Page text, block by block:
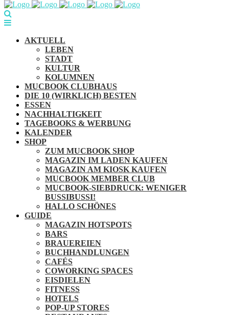
AKTUELL
LEBEN
STADT
KULTUR
KOLUMNEN
MUCBOOK CLUBHAUS
DIE 10 (WIRKLICH) BESTEN
ESSEN
NACHHALTIGKEIT
TAGEBOOKS & WERBUNG
KALENDER
SHOP
ZUM MUCBOOK SHOP
MAGAZIN IM LADEN KAUFEN
MAGAZIN AM KIOSK KAUFEN
MUCBOOK MEMBER CLUB
MUCBOOK-SIEBDRUCK: WENIGER
BUSSIBUSSI!
HALLO SCHÖNES
GUIDE
MAGAZIN HOTSPOTS
BARS
BRAUEREIEN
BUCHHANDLUNGEN
CAFÉS
COWORKING SPACES
EISDIELEN
FITNESS
HOTELS
POP-UP STORES